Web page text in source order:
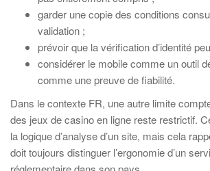
garder une copie des conditions
validation ;
prévoir que la vérification d’identité
considérer le mobile comme un outil
comme une preuve de fiabilité.
Dans le contexte FR, une autre limite
des jeux de casino en ligne reste restrictif.
la logique d’analyse d’un site, mais cela
doit toujours distinguer l’ergonomie d’un